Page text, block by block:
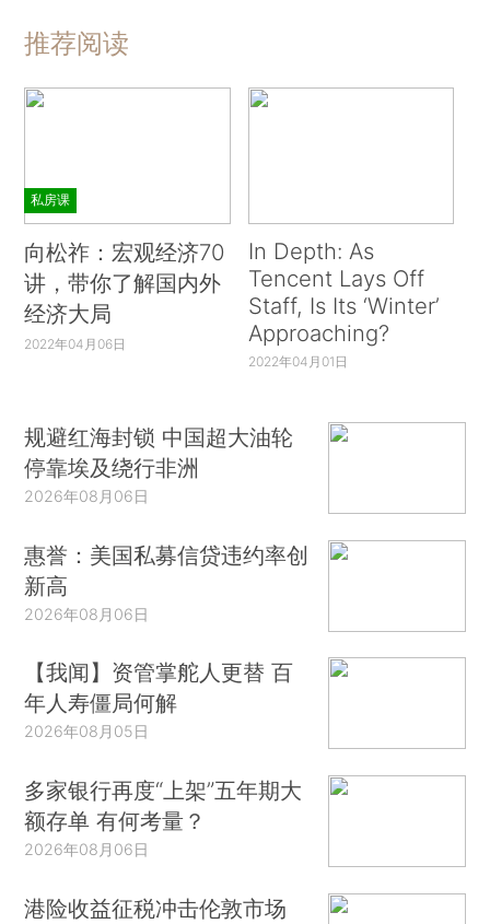
推荐阅读
私房课
向松祚：宏观经济70
讲，带你了解国内外
经济大局
2022年04月06日
In Depth: As
Tencent Lays Off
Staff, Is Its ‘Winter’
Approaching?
2022年04月01日
规避红海封锁 中国超大油轮
停靠埃及绕行非洲
2026年08月06日
惠誉：美国私募信贷违约率创
新高
2026年08月06日
【我闻】资管掌舵人更替 百
年人寿僵局何解
2026年08月05日
多家银行再度“上架”五年期大
额存单 有何考量？
2026年08月06日
港险收益征税冲击伦敦市场